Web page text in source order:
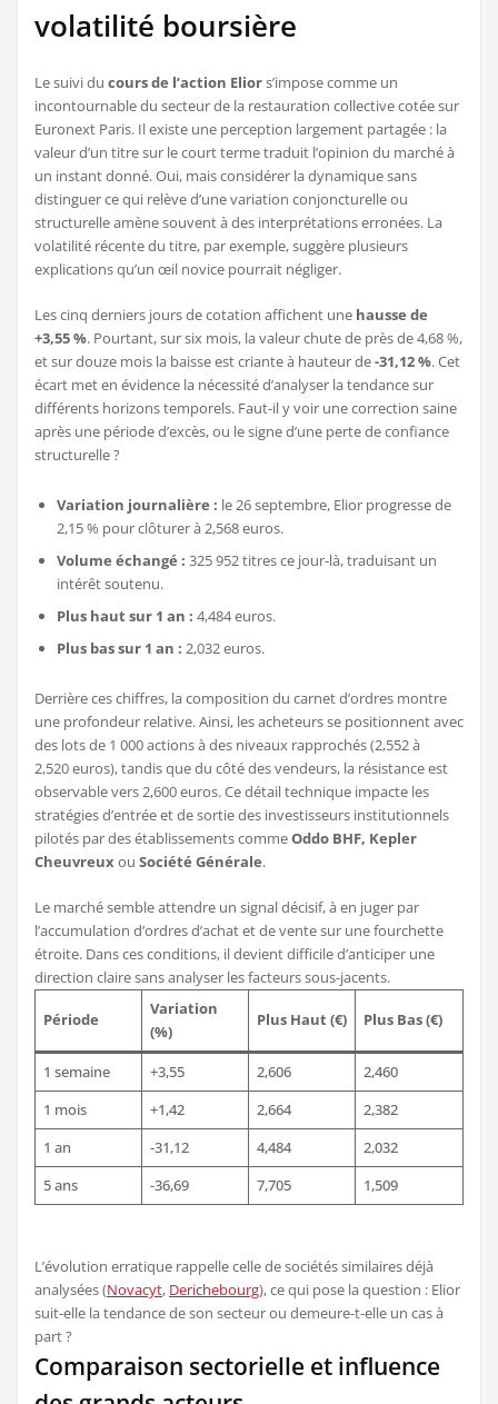
volatilité boursière
Le suivi du cours de l’action Eliors’impose comme un
incontournable du secteur de la restauration collective cotée sur
Euronext Paris. Il existe une perception largement partagée : la
valeur d’un titre sur le court terme traduit l’opinion du marché à
un instant donné. Oui, mais considérer la dynamique sans
distinguer ce qui relève d’une variation conjoncturelle ou
structurelle amène souvent à des interprétations erronées. La
volatilité récente du titre, par exemple, suggère plusieurs
explications qu’un œil novice pourrait négliger.
Les cinq derniers jours de cotation affichent une hausse de
+3,55 %. Pourtant, sur six mois, la valeur chute de près de 4,68 %,
et sur douze mois la baisse est criante à hauteur de-31,12 %. Cet
écart met en évidence la nécessité d’analyser la tendance sur
différents horizons temporels. Faut-il y voir une correction saine
après une période d’excès, ou le signe d’une perte de confiance
structurelle ?
Variation journalière : le 26 septembre, Elior progresse de
2,15 % pour clôturer à 2,568 euros.
Volume échangé : 325 952 titres ce jour-là, traduisant un
intérêt soutenu.
Plus haut sur 1 an : 4,484 euros.
Plus bas sur 1 an : 2,032 euros.
Derrière ces chiffres, la composition du carnet d’ordres montre
une profondeur relative. Ainsi, les acheteurs se positionnent avec
des lots de 1 000 actions à des niveaux rapprochés (2,552 à
2,520 euros), tandis que du côté des vendeurs, la résistance est
observable vers 2,600 euros. Ce détail technique impacte les
stratégies d’entrée et de sortie des investisseurs institutionnels
pilotés par des établissements commeOddo BHF, Kepler
Cheuvreux ou Société Générale.
Le marché semble attendre un signal décisif, à en juger par
l’accumulation d’ordres d’achat et de vente sur une fourchette
étroite. Dans ces conditions, il devient difficile d’anticiper une
direction claire sans analyser les facteurs sous-jacents.
Période
Variation
(%)
Plus Haut (€) Plus Bas (€)
1 semaine +3,55 2,606
2,460
1 mois
+1,42 2,664
2,382
1 an
-31,12 4,484
2,032
5 ans
-36,69 7,705 1,509
L’évolution erratique rappelle celle de sociétés similaires déjà
analysées (Novacyt, Derichebourg), ce qui pose la question : Elior
suit-elle la tendance de son secteur ou demeure-t-elle un cas à
part ?
Comparaison sectorielle et influence